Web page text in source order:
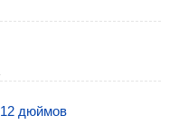
12 дюймов